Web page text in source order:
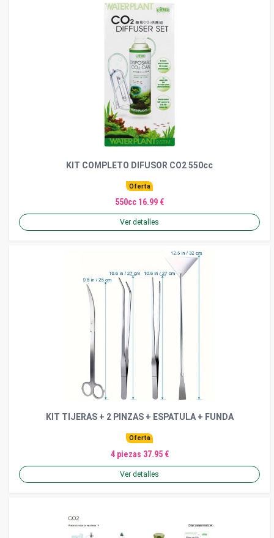
KIT COMPLETO DIFUSOR CO2 550cc
Oferta
550cc 16.99 €
Ver detalles
KIT TIJERAS + 2 PINZAS + ESPATULA + FUNDA
Oferta
4 piezas 37.95 €
Ver detalles